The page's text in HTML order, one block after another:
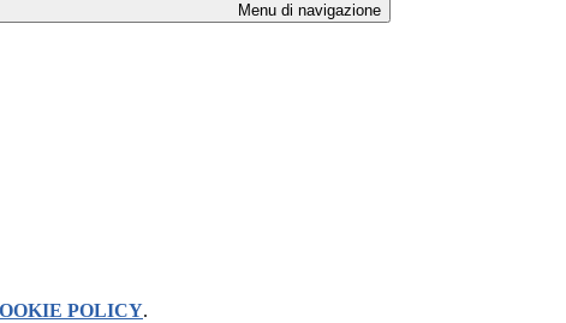
Menu di navigazione
POLICY.